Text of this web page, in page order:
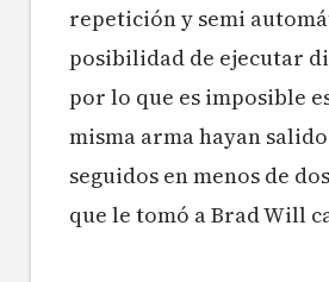
repetición y semi
posibilidad de ejecutar
por lo que es imposible
misma arma hayan
seguidos en menos de
que le tomó a Brad Will